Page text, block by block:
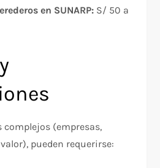
en SUNARP: S/ 50 a
complejos (empresas,
pueden requerirse: